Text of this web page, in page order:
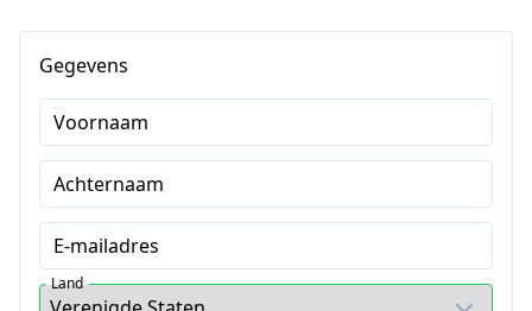
Gegevens
Voornaam
Achternaam
E-mailadres
Land